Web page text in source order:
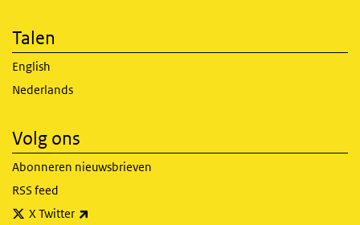
Talen
English
Nederlands
Volg ons
Abonneren nieuwsbrieven
RSS feed
X Twitter